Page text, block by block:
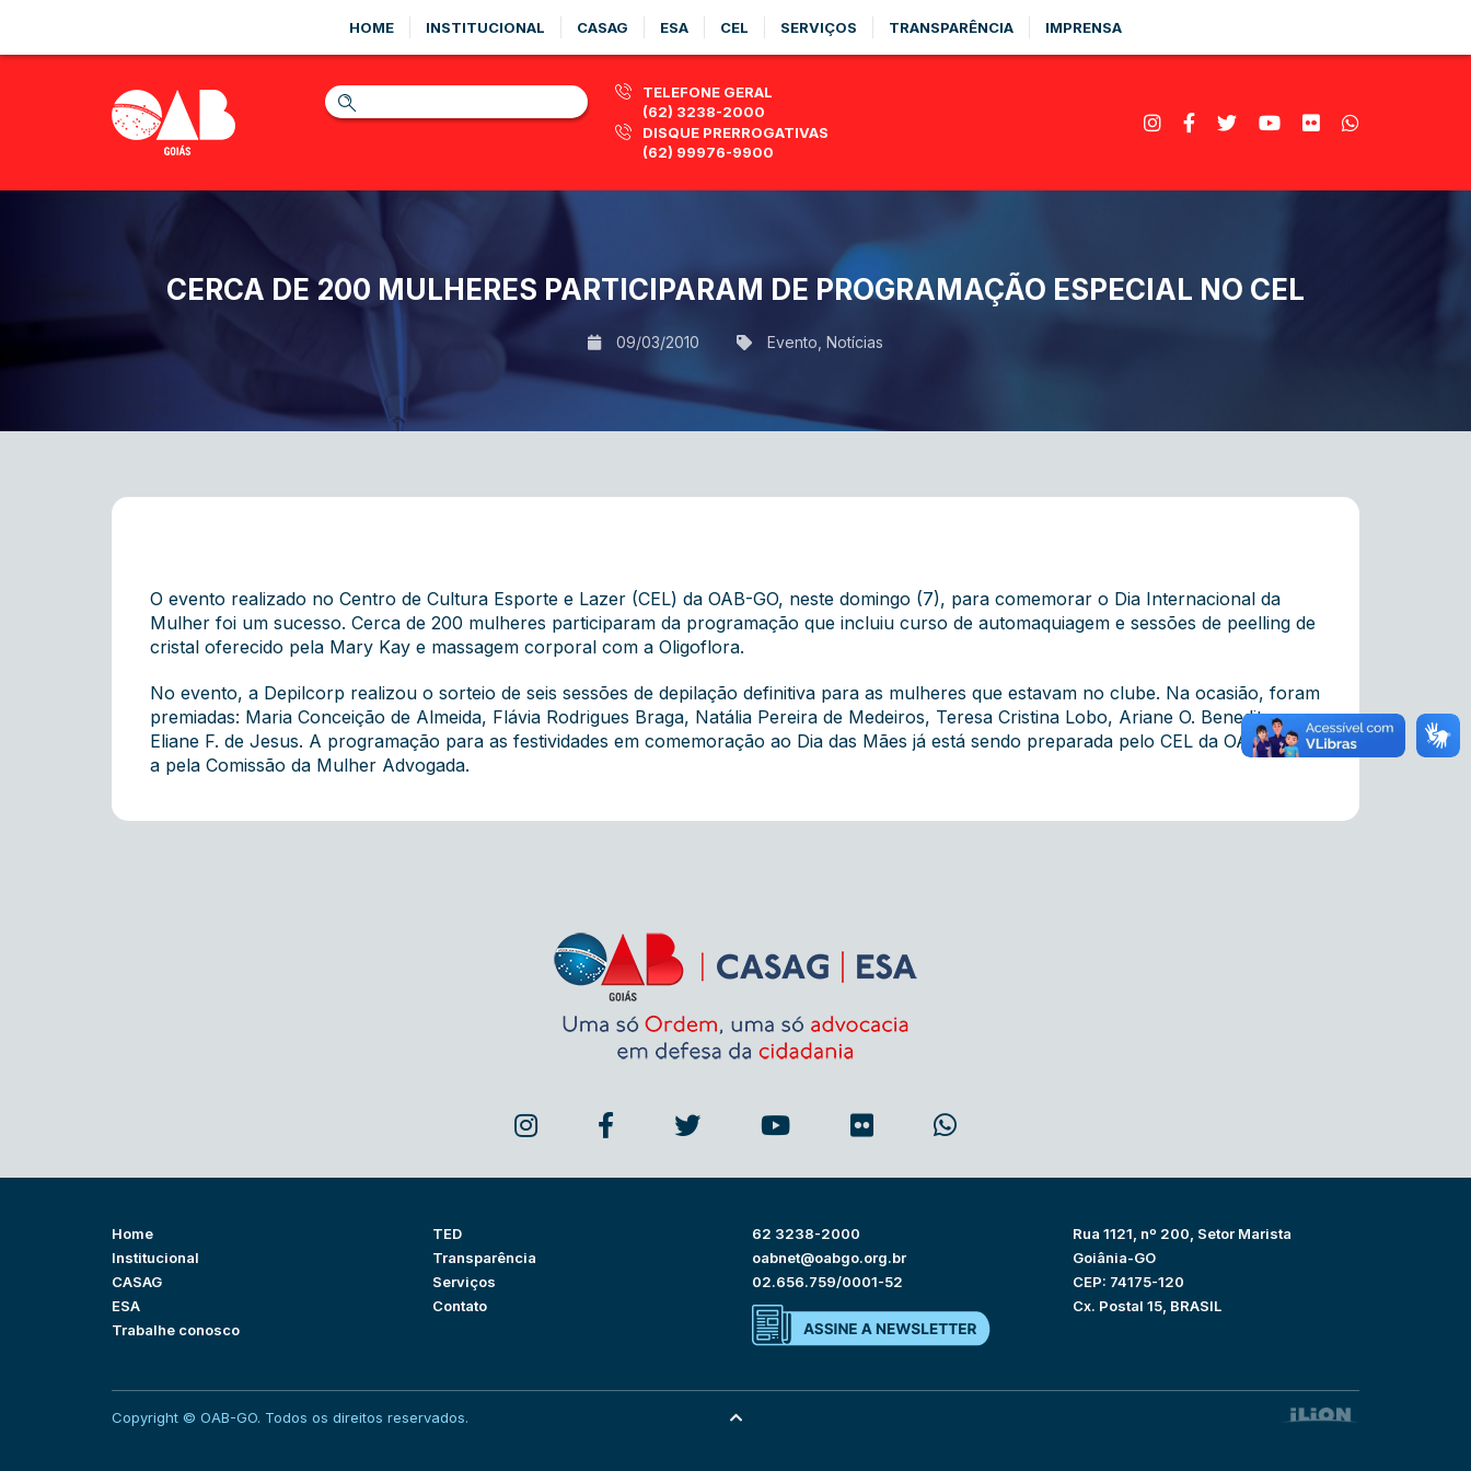
HOME INSTITUCIONAL CASAG ESA CEL SERVIÇOS TRANSPARÊNCIA IMPRENSA
TELEFONE GERAL
(62) 3238-2000
DISQUE PRERROGATIVAS
(62) 99976-9900
CERCA DE 200 MULHERES PARTICIPARAM DE PROGRAMAÇÃO ESPECIAL NO CEL
09/03/2010 Evento Notícias
O evento realizado no Centro de Cultura Esporte e Lazer (CEL) da OAB-GO, neste domingo (7), para comemorar o Dia Internacional da
Mulher foi um sucesso. Cerca de 200 mulheres participaram da programação que incluiu curso de automaquiagem e sessões de peelling de
cristal oferecido pela Mary Kay e massagem corporal com a Oligoflora.
No evento, a Depilcorp realizou o sorteio de seis sessões de depilação definitiva para as mulheres que estavam no clube. Na ocasião, foram
premiadas: Maria Conceição de Almeida, Flávia Rodrigues Braga, Natália Pereira de Medeiros, Teresa Cristina Lobo, Ariane O. Benedito e
Eliane F. de Jesus. A programação para as festividades em comemoração ao Dia das Mães já está sendo preparada pelo CEL da OAB-GO e
a pela Comissão da Mulher Advogada.
Home
Institucional
CASAG
ESA
Trabalhe conosco
TED
Transparência
Serviços
Contato
62 3238-2000
oabnet@oabgo.org.br
02.656.759/0001-52
Rua 1121, nº 200, Setor Marista
Goiânia-GO
CEP: 74175-120
Cx. Postal 15, BRASIL
Copyright © OAB-GO. Todos os direitos reservados.